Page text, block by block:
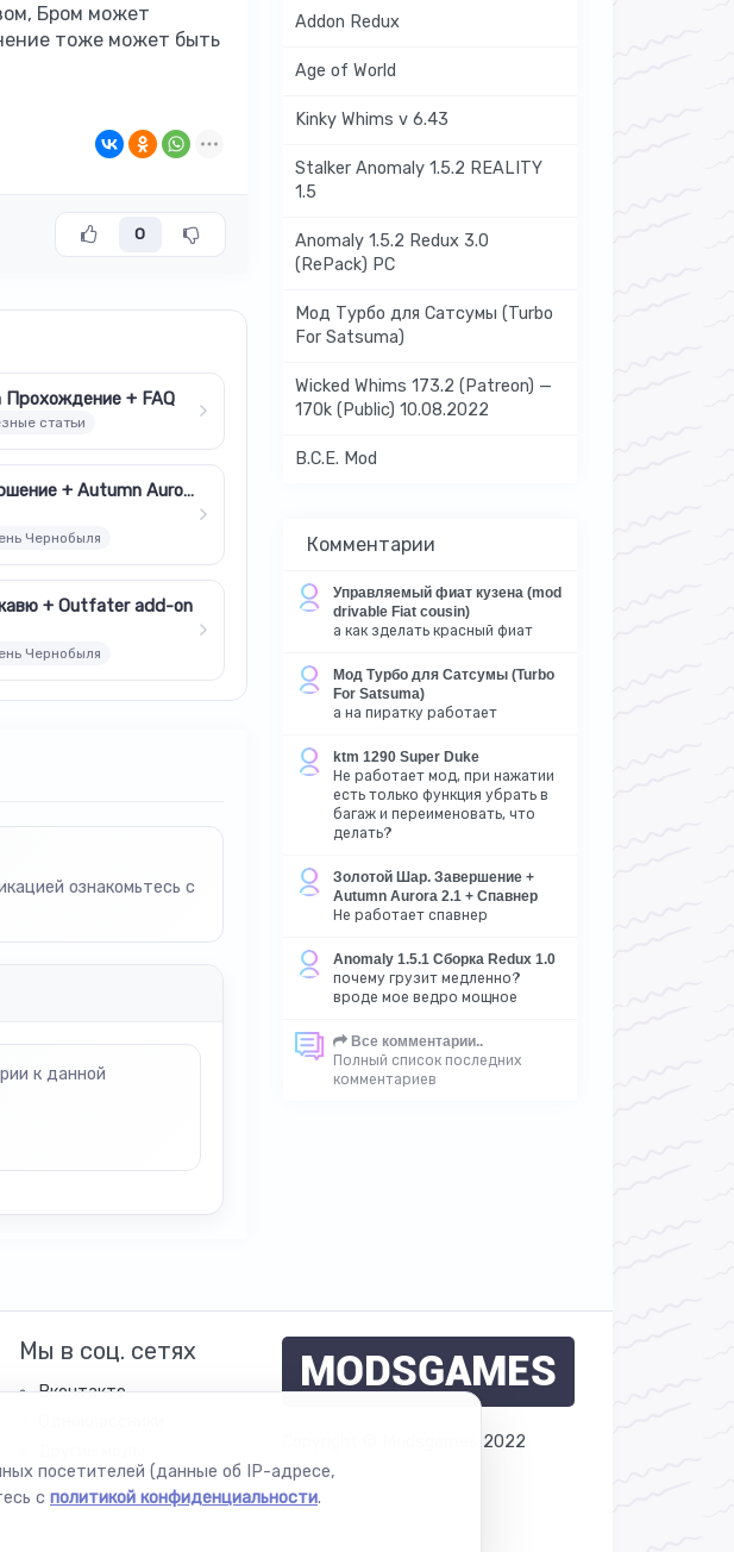
Бром может
тоже может быть
0
+ FAQ
статьи
Золотой Шар. Завершение + Autumn Aurora 2.1 + Спавнер
Чернобыля
+ Outfater add-on
Чернобыля
ознакомьтесь с
к данной
Addon Redux
Age of World
Kinky Whims v 6.43
Stalker Anomaly 1.5.2 REALITY
1.5
Anomaly 1.5.2 Redux 3.0
(RePack) PC
Мод Турбо для Сатсумы (Turbo
For Satsuma)
Wicked Whims 173.2 (Patreon) —
170k (Public) 10.08.2022
B.C.E. Mod
Комментарии
Управляемый фиат кузена (mod
drivable Fiat cousin)
а как зделать красный фиат
Мод Турбо для Сатсумы (Turbo
For Satsuma)
а на пиратку работает
ktm 1290 Super Duke
Не работает мод, при нажатии
есть только функция убрать в
багаж и переименовать, что
делать?
Золотой Шар. Завершение +
Autumn Aurora 2.1 + Спавнер
Не работает спавнер
Anomaly 1.5.1 Сборка Redux 1.0
почему грузит медленно?
вроде мое ведро мощное
Все комментарии..
Полный список последних
комментариев
Мы в соц. сетях
Вконтакте
MODSGAMES
Copyright © Modsgames 2022
посетителей (данные об IP-адресе,
с политикой конфиденциальности.